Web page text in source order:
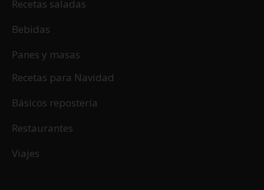
Recetas saladas
Bebidas
Panes y masas
Recetas para Navidad
Básicos repostería
Restaurantes
Viajes